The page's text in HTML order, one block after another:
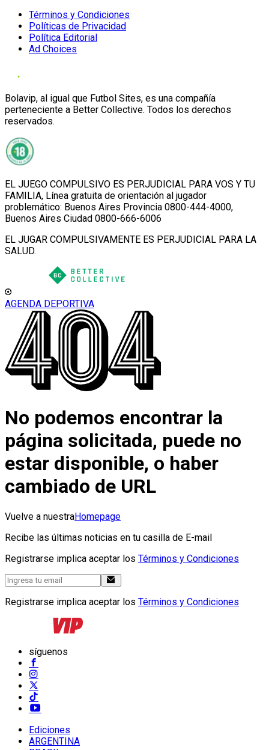
Términos y Condiciones
Políticas de Privacidad
Política Editorial
Ad Choices
Bolavip, al igual que Futbol Sites, es una compañía
perteneciente a Better Collective. Todos los derechos
reservados.
EL JUEGO COMPULSIVO ES PERJUDICIAL PARA VOS Y TU
FAMILIA, Línea gratuita de orientación al jugador
problemático: Buenos Aires Provincia 0800-444-4000,
Buenos Aires Ciudad 0800-666-6006
EL JUGAR COMPULSIVAMENTE ES PERJUDICIAL PARA LA
SALUD.
AGENDA DEPORTIVA
No podemos encontrar la
página solicitada, puede no
estar disponible, o haber
cambiado de URL
Vuelve a nuestraHomepage
Recibe las últimas noticias en tu casilla de E-mail
Registrarse implica aceptar los Términos y Condiciones
Registrarse implica aceptar los Términos y Condiciones
síguenos
Ediciones
ARGENTINA